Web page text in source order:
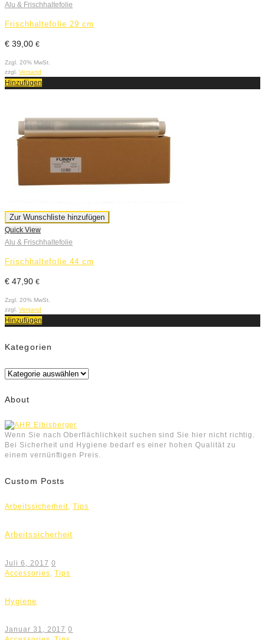
Alu & Frischhaltefolie
Frischhaltefolie 29 cm
€ 39,00 €
Zzgl. 20% MwSt.
zzgl. Versand
Hinzufügen
Zur Wunschliste hinzufügen
Quick View
Alu & Frischhaltefolie
Frischhaltefolie 44 cm
€ 47,90 €
Zzgl. 20% MwSt.
zzgl. Versand
Hinzufügen
Kategorien
Kategorien
About
Wenn Sie nach Oberflächlichkeit suchen sind Sie hier nicht richtig.
Bei Sicherheit und Hygiene bedarf es einer hohen Qualität zu
einem vernünftigen Preis.
Custom Posts
Arbeitssicherheit,Tips
Arbeitssicherheit
Juli 6, 2017 0
Accessories ,Tips
Hygiene
Januar 31, 2017 0